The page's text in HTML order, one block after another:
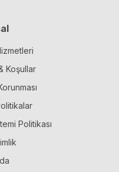
Koşullar
Politikası